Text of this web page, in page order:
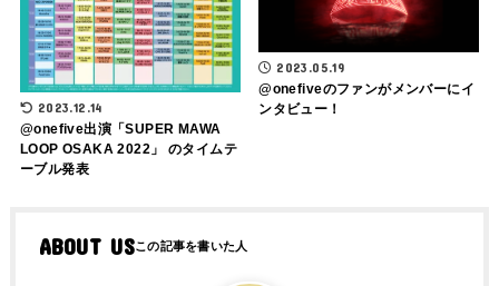
2023.12.14
@onefive出演「SUPER MAWA
LOOP OSAKA 2022」 のタイムテ
ーブル発表
2023.05.19
@​onefiveのファンがメンバーにイ
ンタビュー！
ABOUT US